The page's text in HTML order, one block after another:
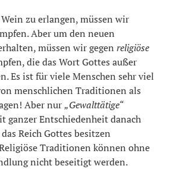
zu erlangen, müssen wir
Aber um den neuen
müssen wir gegen religiöse
die das Wort Gottes außer
Es ist für viele Menschen sehr viel
menschlichen Traditionen als
Aber nur„Gewalttätige“
ganzer Entschiedenheit danach
Reich Gottes besitzen
Traditionen können ohne
nicht beseitigt werden.